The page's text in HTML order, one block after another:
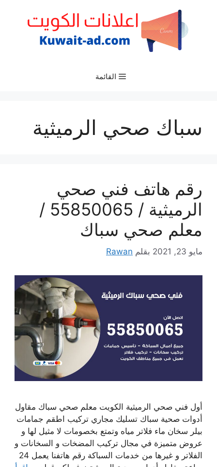
القائمة
سباك صحي الرميثية
رقم هاتف فني صحي
الرميثية / 55850065 /
معلم صحي سباك
مايو 23, 2021 بقلم Rawan
أول فني صحي الرميثية الكويت معلم صحي سباك مقاول
أدوات صحية سباك تسليك مجاري تركيب اطقم جمامات
بيلر سخان ماء فلاتر مياه وتمتع بخصومات لا مثيل لها و
عروض متميزة في مجال تركيب المضخات و السخانات و
الفلاتر و غيرها من خدمات السباكة رقم هاتفنا يعمل 24